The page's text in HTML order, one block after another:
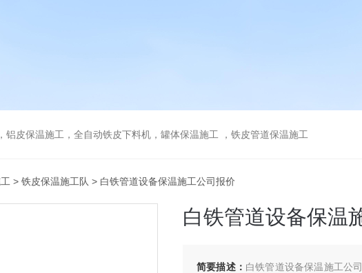
铝皮保温施工，全自动铁皮下料机，罐体保温施工 ，铁皮管道保温施工
> 铁皮保温施工队 > 白铁管道设备保温施工公司报价
白铁管道设备保温
简要描述： 白铁管道设备保温施工公